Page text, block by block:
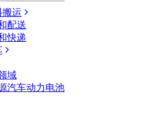
搬运
配送
快递
域
汽车动力电池